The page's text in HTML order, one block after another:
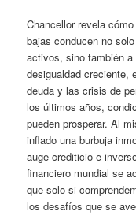
Chancellor revela
bajas conducen no
activos, sino también
desigualdad creciente,
deuda y las crisis de
los últimos años,
pueden prosperar. Al
inflado una burbuja
auge crediticio e
financiero mundial se
que solo si
los desafíos que se